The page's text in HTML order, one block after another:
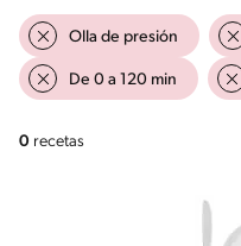
Olla de presión
De 0 a 120 min
0 recetas